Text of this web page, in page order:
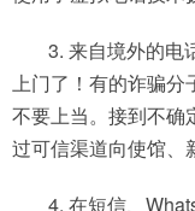
3. 来自境外的电
上门了！有的诈骗分
不要上当。接到不确
过可信渠道向使馆、
4. 在短信、